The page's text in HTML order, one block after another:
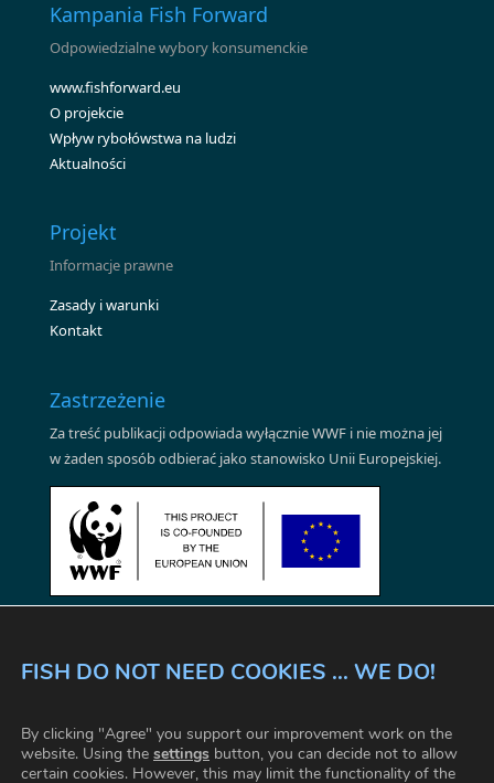
Kampania Fish Forward
Odpowiedzialne wybory konsumenckie
www.fishforward.eu
O projekcie
Wpływ rybołówstwa na ludzi
Aktualności
Projekt
Informacje prawne
Zasady i warunki
Kontakt
Zastrzeżenie
Za treść publikacji odpowiada wyłącznie WWF i nie można jej
w żaden sposób odbierać jako stanowisko Unii Europejskiej.
WSZYSCY DZIAŁAMY RAZEM
NIEPODWAŻALNE FAKTY
ZASADY I WARUNKI
FAQ
KONTAKT USTAWIENIA CIASTECZKA
FISH DO NOT NEED COOKIES ... WE DO!
By clicking "Agree" you support our improvement work on the
website. Using the settings button, you can decide not to allow
certain cookies. However, this may limit the functionality of the